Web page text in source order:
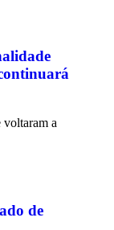
voltaram a
de